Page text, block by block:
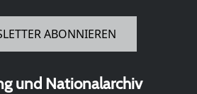
ABONNIEREN
und Nationalarchiv